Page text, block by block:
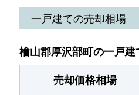
一戸建ての売却相場
檜山郡厚沢部町の一戸
売却価格相場